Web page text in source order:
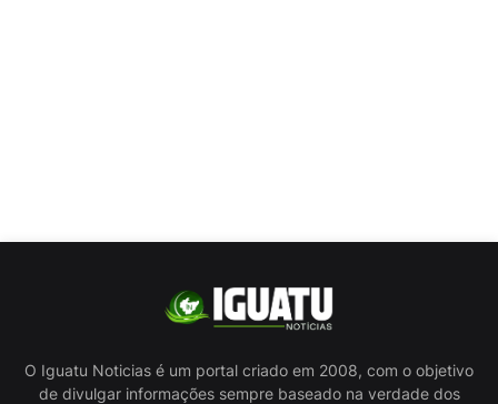
O Iguatu Noticias é um portal criado em 2008, com o objetivo
de divulgar informações sempre baseado na verdade dos